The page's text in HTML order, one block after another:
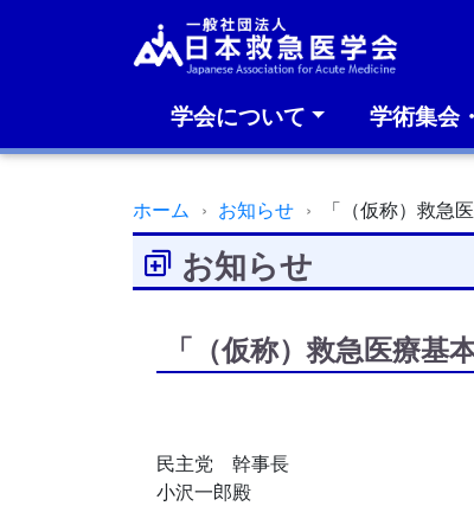
学会について 学術集会
ホーム お知らせ 「（仮称）救
お知らせ
「（仮称）救急医療
民主党 幹事長
小沢一郎殿